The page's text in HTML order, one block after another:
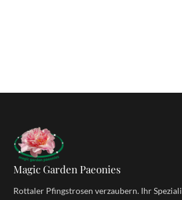
Magic Garden Paeonies
Rottaler Pfingstrosen verzaubern. Ihr